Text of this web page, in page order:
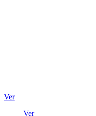
Ver
Ver